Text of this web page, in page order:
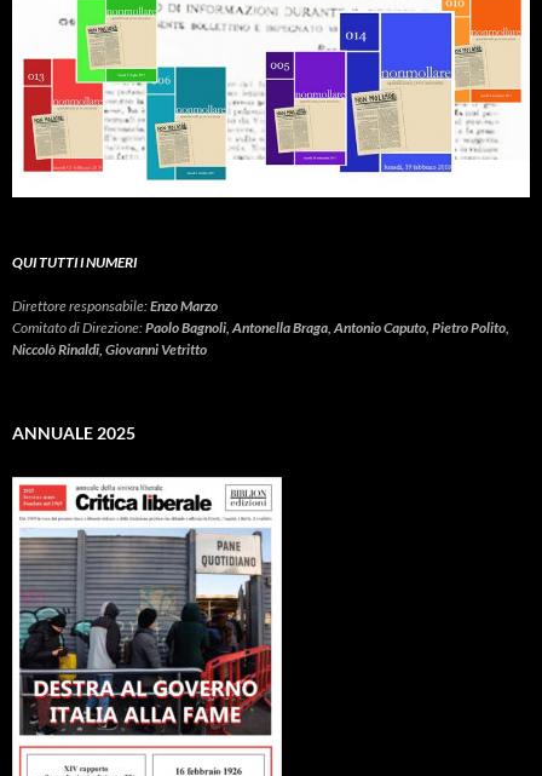
QUI TUTTI I NUMERI
Direttore responsabile:Enzo Marzo
Comitato di Direzione:Paolo Bagnoli, Antonella Braga, Antonio Caputo, Pietro Polito,
Niccolò Rinaldi, Giovanni Vetritto
ANNUALE 2025